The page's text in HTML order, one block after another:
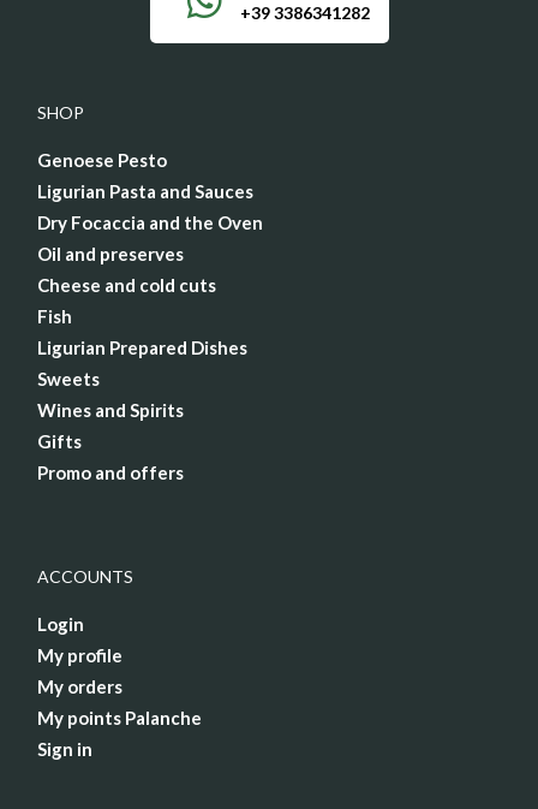
+39 3386341282
SHOP
Genoese Pesto
Ligurian Pasta and Sauces
Dry Focaccia and the Oven
Oil and preserves
Cheese and cold cuts
Fish
Ligurian Prepared Dishes
Sweets
Wines and Spirits
Gifts
Promo and offers
ACCOUNTS
Login
My profile
My orders
My points Palanche
Sign in